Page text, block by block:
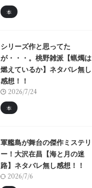
本
シリーズ作と思ってた
が・・・。桃野雑派【蝋燭は
燃えているか】ネタバレ無し
感想！！
2026/7/24
本
軍艦島が舞台の傑作ミステリ
ー！大沢在昌【海と月の迷
路】ネタバレ無し感想！！
2026/7/6